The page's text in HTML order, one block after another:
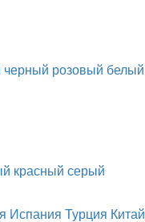
черный розовый белый
красный серый
Испания Турция Китай